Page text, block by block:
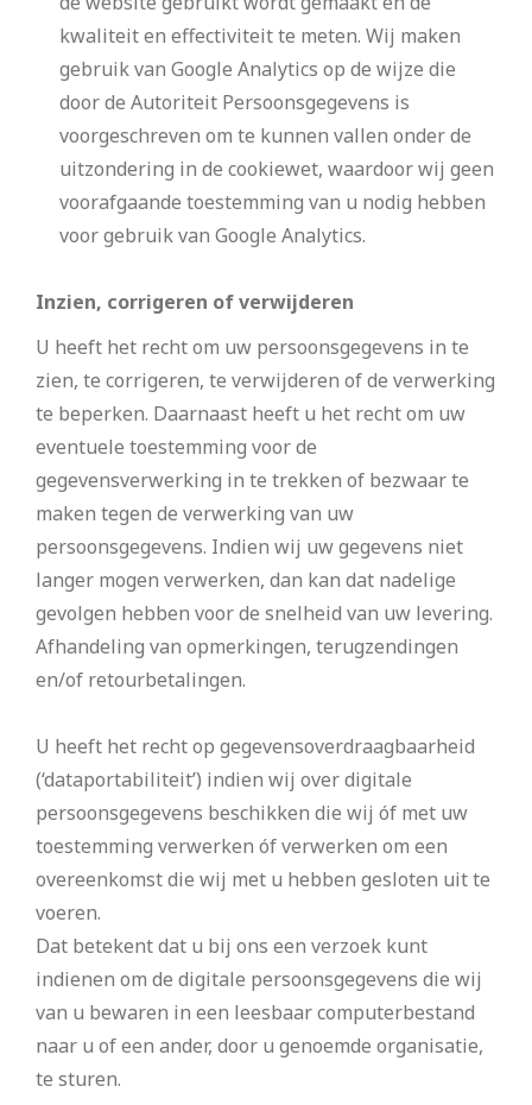
kwaliteit en effectiviteit te meten. Wij maken
gebruik van Google Analytics op de wijze die
door de Autoriteit Persoonsgegevens is
voorgeschreven om te kunnen vallen onder de
uitzondering in de cookiewet, waardoor wij geen
voorafgaande toestemming van u nodig hebben
voor gebruik van Google Analytics.
Inzien, corrigeren of verwijderen
U heeft het recht om uw persoonsgegevens in te
zien, te corrigeren, te verwijderen of de verwerking
te beperken. Daarnaast heeft u het recht om uw
eventuele toestemming voor de
gegevensverwerking in te trekken of bezwaar te
maken tegen de verwerking van uw
persoonsgegevens. Indien wij uw gegevens niet
langer mogen verwerken, dan kan dat nadelige
gevolgen hebben voor de snelheid van uw levering.
Afhandeling van opmerkingen, terugzendingen
en/of retourbetalingen.
U heeft het recht op gegevensoverdraagbaarheid
(‘dataportabiliteit’) indien wij over digitale
persoonsgegevens beschikken die wij óf met uw
toestemming verwerken óf verwerken om een
overeenkomst die wij met u hebben gesloten uit te
voeren.
Dat betekent dat u bij ons een verzoek kunt
indienen om de digitale persoonsgegevens die wij
van u bewaren in een leesbaar computerbestand
naar u of een ander, door u genoemde organisatie,
te sturen.